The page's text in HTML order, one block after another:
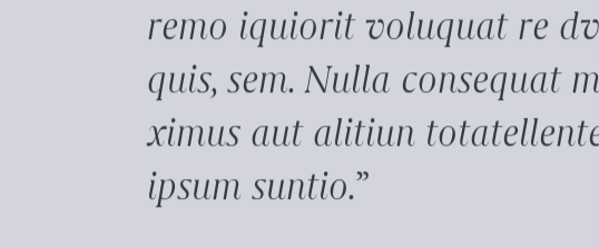
remo iquiorit voluquat re
quis, sem. Nulla consequat
ximus aut alitiun
ipsum suntio.”